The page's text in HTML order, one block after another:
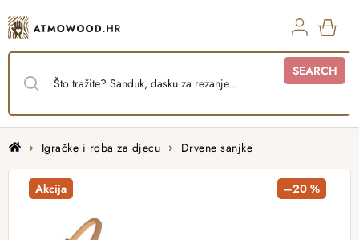
to
content
SEARCH
HomeIgračke i roba za djecu Drvene sanjke
Akcija –20 %